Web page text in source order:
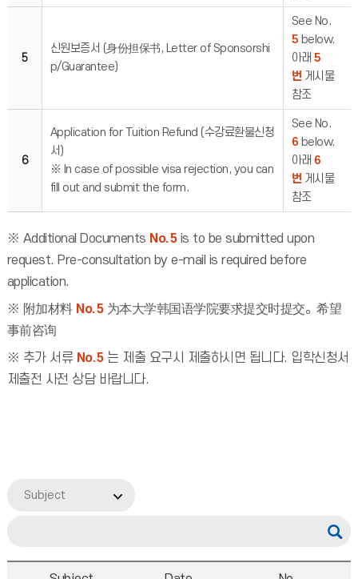
5
신원보증서 (身份担保书, Letter of Sponsorshi
p/Guarantee)
See No.
5 below.
아래5
번 게시물
참조
6
Application for Tuition Refund (수강료환불신청
서)
※ In case of possible visa rejection, you can
fill out and submit the form.
See No.
6 below.
아래 6
번 게시물
참조
※ Additional Documents No.5is to be submitted upon
request. Pre-consultation by e-mail is required before
application.
※ 附加材料 No.5为本大学韩国语学院要求提交时提交。希望
事前咨询
※ 추가 서류 No.5는 제출 요구시 제출하시면 됩니다. 입학신청서
제출전 사전 상담 바랍니다.
Subject